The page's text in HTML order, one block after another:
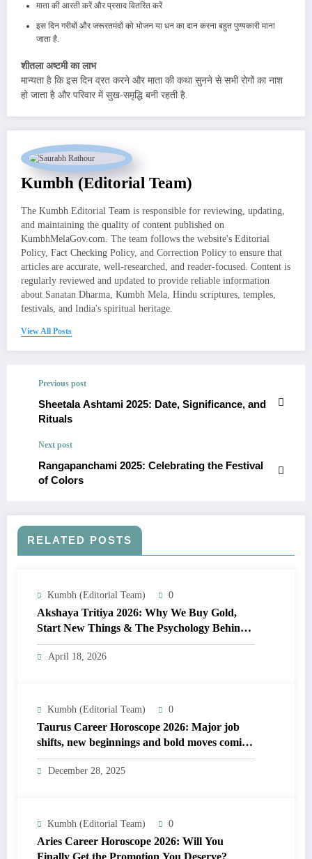
माता की आरती करें और प्रसाद वितरित करें
इस दिन गरीबों और जरूरतमंदों को भोजन या धन का दान करना बहुत पुण्यकारी माना
जाता है.
शीतला अष्टमी का लाभ
मान्यता है कि इस दिन व्रत करने और माता की कथा सुनने से सभी रोगों का नाश
हो जाता है और परिवार में सुख-समृद्धि बनी रहती है.
Kumbh (Editorial Team)
The Kumbh Editorial Team is responsible for reviewing, updating,
and maintaining the quality of content published on
KumbhMelaGov.com. The team follows the website's Editorial
Policy, Fact Checking Policy, and Correction Policy to ensure that
articles are accurate, well-researched, and reader-focused. Content is
regularly reviewed and updated to provide reliable information
about Sanatan Dharma, Kumbh Mela, Hindu scriptures, temples,
festivals, and India's spiritual heritage.
View All Posts
Previous post
Sheetala Ashtami 2025: Date, Significance, and
Rituals
Next post
Rangapanchami 2025: Celebrating the Festival
of Colors
RELATED POSTS
Kumbh (Editorial Team) 0
Akshaya Tritiya 2026: Why We Buy Gold,
Start New Things & The Psychology Behind
It
April 18, 2026
Kumbh (Editorial Team) 0
Taurus Career Horoscope 2026: Major job
shifts, new beginnings and bold moves coming
soon
December 28, 2025
Kumbh (Editorial Team) 0
Aries Career Horoscope 2026: Will You
Finally Get the Promotion You Deserve?